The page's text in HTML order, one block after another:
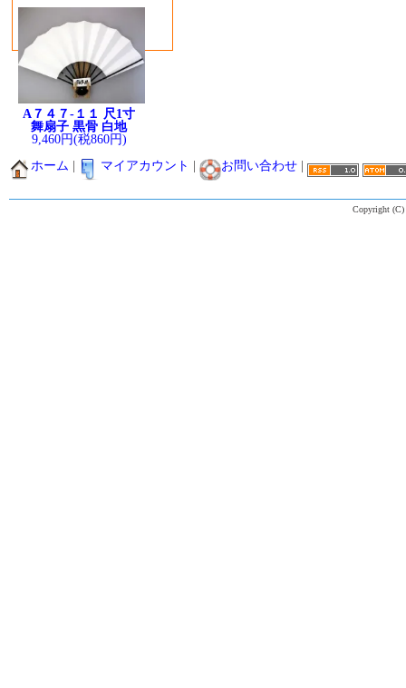
A７４７-１１ 尺1寸
舞扇子 黒骨 白地
9,460円(税860円)
ホーム マイアカウント お問い合わせ
Copyright (C)